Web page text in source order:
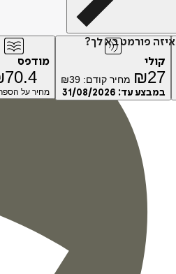
איזה פורמט בא לך?
קולי
₪27 מחיר קודם: ₪39
במבצע עד: 31/08/2026
מודפס
70.4
מחיר על